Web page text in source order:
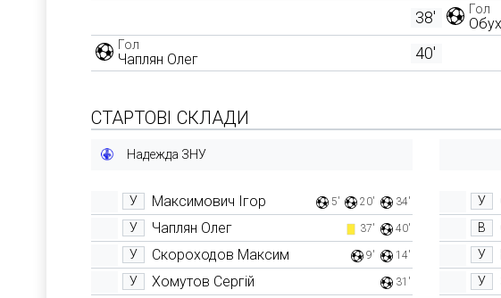
38' Гол
Гол
Чаплян Олег 40'
СТАРТОВІ СКЛАДИ
Надежда ЗНУ
У Максимович Ігор 5' 20' 34'
У Чаплян Олег 37' 40'
У Скороходов Максим 9' 14'
У Хомутов Сергій 31'
У
В
У
У